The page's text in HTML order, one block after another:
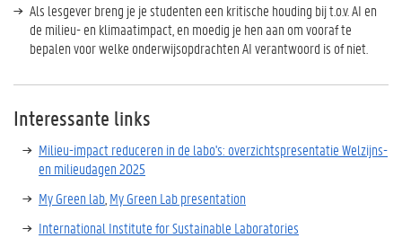
Als lesgever breng je je studenten een kritische houding bij t.o.v. AI en
de milieu- en klimaatimpact, en moedig je hen aan om vooraf te
bepalen voor welke onderwijsopdrachten AI verantwoord is of niet.
Interessante links
Milieu-impact reduceren in de labo's: overzichtspresentatie Welzijns-
en milieudagen 2025
My Green lab My Green Lab presentation
International Institute for Sustainable Laboratories